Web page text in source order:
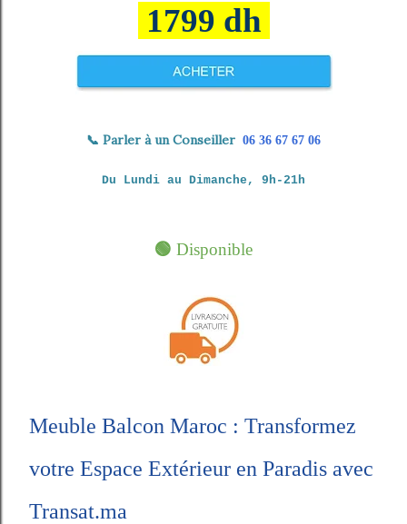
1799 dh
📞 Parler à un Conseiller 06 36 67 67 06
Du Lundi au Dimanche, 9h-21h
🟢 Disponible
Meuble Balcon Maroc : Transformez
votre Espace Extérieur en Paradis avec
Transat.ma